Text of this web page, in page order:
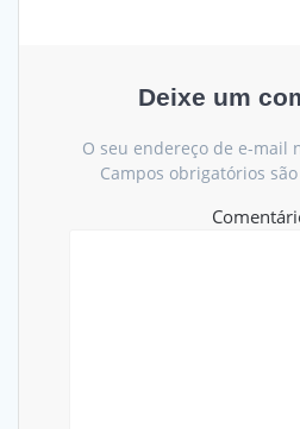
Deixe um
O seu endereço de e-mail
Campos obrigatórios